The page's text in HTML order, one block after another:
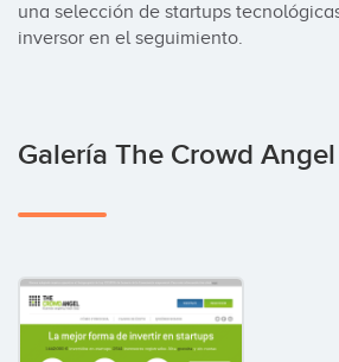
una selección de startups
inversor en el seguimiento.
Galería The Crowd Angel